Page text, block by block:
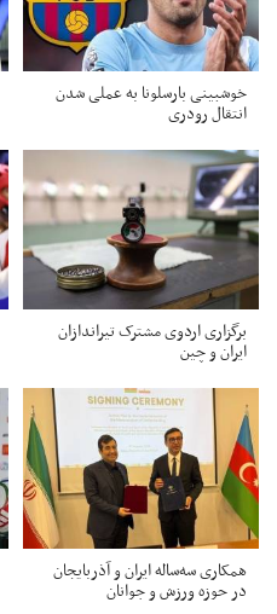
خوشبینی بارسلونا به عملی شدن
انتقال رودری
برگزاری اردوی مشترک تیراندازان
ایران و چین
همکاری سه‌ساله ایران و آذربایجان
در حوزه ورزش و جوانان